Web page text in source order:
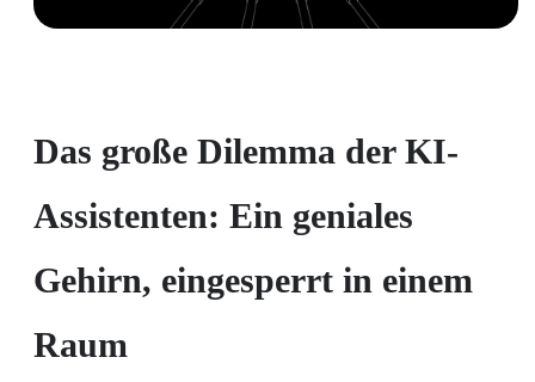
Das große Dilemma der KI-
Assistenten: Ein geniales
Gehirn, eingesperrt in einem
Raum